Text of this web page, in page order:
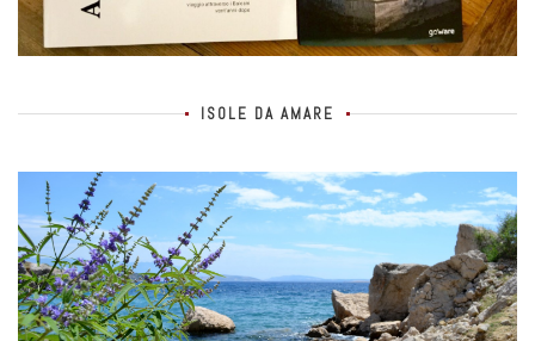
ISOLE DA AMARE